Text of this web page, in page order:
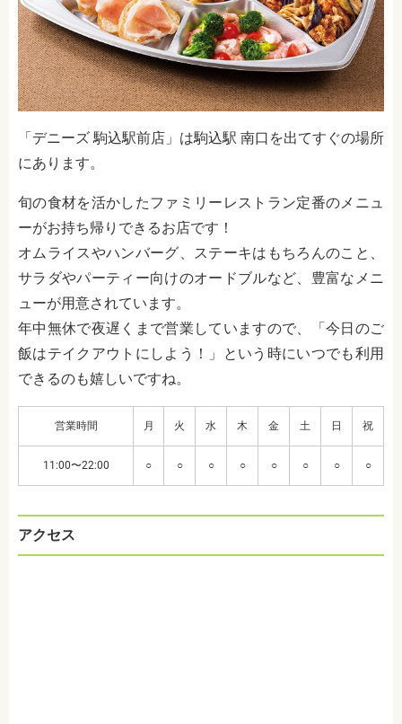
「デニーズ 駒込駅前店」は駒込駅 南口を出てすぐの場所
にあります。
旬の食材を活かしたファミリーレストラン定番のメニュ
ーがお持ち帰りできるお店です！
オムライスやハンバーグ、ステーキはもちろんのこと、
サラダやパーティー向けのオードブルなど、豊富なメニ
ューが用意されています。
年中無休で夜遅くまで営業していますので、「今日のご
飯はテイクアウトにしよう！」という時にいつでも利用
できるのも嬉しいですね。
営業時間 月 火 水 木 金 土 日 祝
11:00〜22:00 ○ ○ ○ ○ ○ ○ ○ ○
アクセス